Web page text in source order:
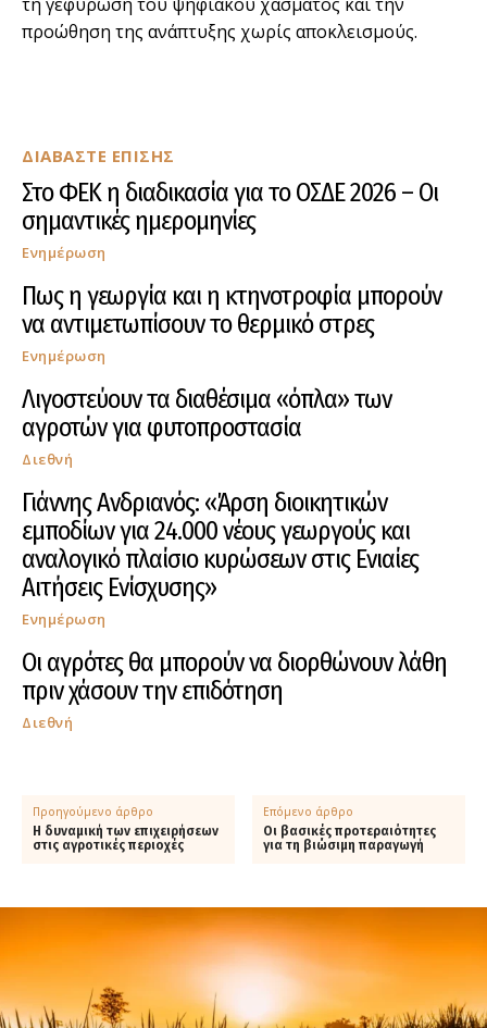
ΔΙΑΒΑΣΤΕ ΕΠΙΣΗΣ
Στο ΦΕΚ η διαδικασία για το ΟΣΔΕ 2026 – Οι
σημαντικές ημερομηνίες
Ενημέρωση
Πως η γεωργία και η κτηνοτροφία μπορούν
να αντιμετωπίσουν το θερμικό στρες
Ενημέρωση
Λιγοστεύουν τα διαθέσιμα «όπλα» των
αγροτών για φυτοπροστασία
Διεθνή
Γιάννης Ανδριανός: «Άρση διοικητικών
εμποδίων για 24.000 νέους γεωργούς και
αναλογικό πλαίσιο κυρώσεων στις Ενιαίες
Αιτήσεις Ενίσχυσης»
Ενημέρωση
Οι αγρότες θα μπορούν να διορθώνουν λάθη
πριν χάσουν την επιδότηση
Διεθνή
προώθηση της ανάπτυξης χωρίς αποκλεισμούς.
Προηγούμενο άρθρο
H δυναμική των επιχειρήσεων
στις αγροτικές περιοχές
Επόμενο άρθρο
Οι βασικές προτεραιότητες
για τη βιώσιμη παραγωγή